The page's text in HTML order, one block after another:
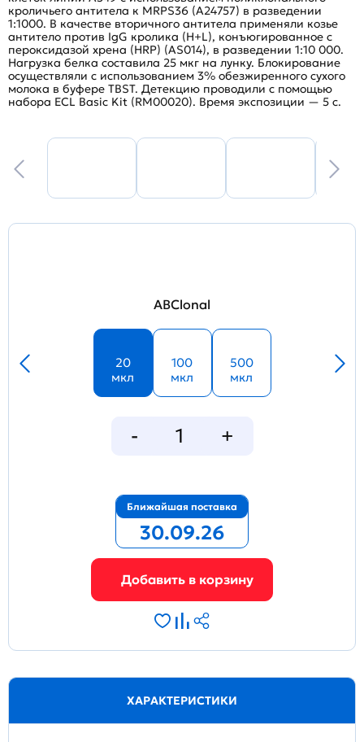
кроличьего антитела к MRPS36 (A24757) в разведении
1:1000. В качестве вторичного антитела применяли козье
антитело против IgG кролика (H+L), конъюгированное с
пероксидазой хрена (HRP) (AS014), в разведении 1:10 000.
Нагрузка белка составила 25 мкг на лунку. Блокирование
осуществляли с использованием 3% обезжиренного сухого
молока в буфере TBST. Детекцию проводили с помощью
набора ECL Basic Kit (RM00020). Время экспозиции — 5 с.
ABClonal
20
мкл
100
мкл
500
мкл
Ближайшая поставка
30.09.26
ХАРАКТЕРИСТИКИ